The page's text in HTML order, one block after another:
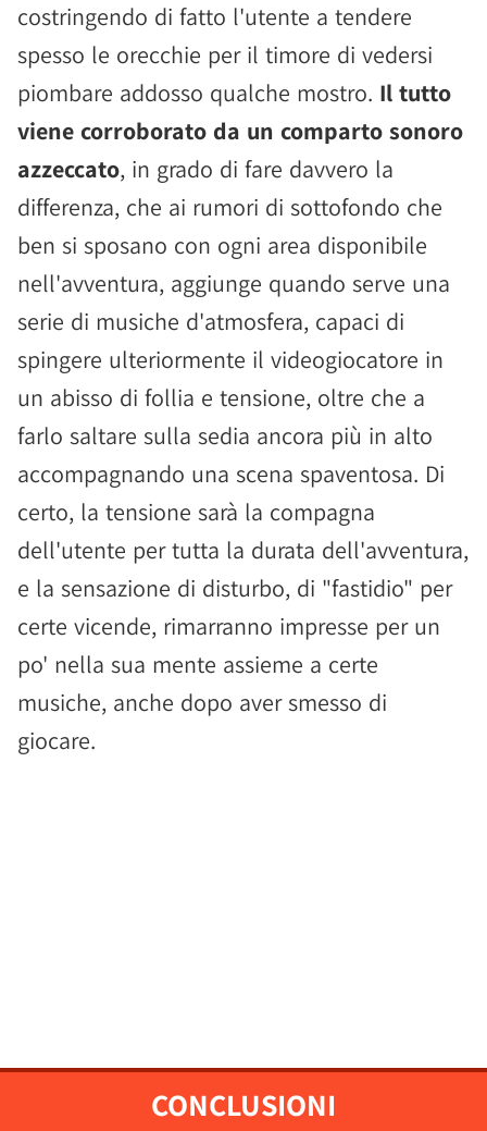
costringendo di fatto l'utente a tendere
spesso le orecchie per il timore di vedersi
piombare addosso qualche mostro. Il tutto
viene corroborato da un comparto sonoro
azzeccato, in grado di fare davvero la
differenza, che ai rumori di sottofondo che
ben si sposano con ogni area disponibile
nell'avventura, aggiunge quando serve una
serie di musiche d'atmosfera, capaci di
spingere ulteriormente il videogiocatore in
un abisso di follia e tensione, oltre che a
farlo saltare sulla sedia ancora più in alto
accompagnando una scena spaventosa. Di
certo, la tensione sarà la compagna
dell'utente per tutta la durata dell'avventura,
e la sensazione di disturbo, di "fastidio" per
certe vicende, rimarranno impresse per un
po' nella sua mente assieme a certe
musiche, anche dopo aver smesso di
giocare.
CONCLUSIONI